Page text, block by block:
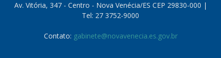
Av. Vitória, 347 - Centro - Nova Venécia/ES CEP 29830-000 |
Tel: 27 3752-9000
Contato: gabinete@novavenecia.es.gov.br